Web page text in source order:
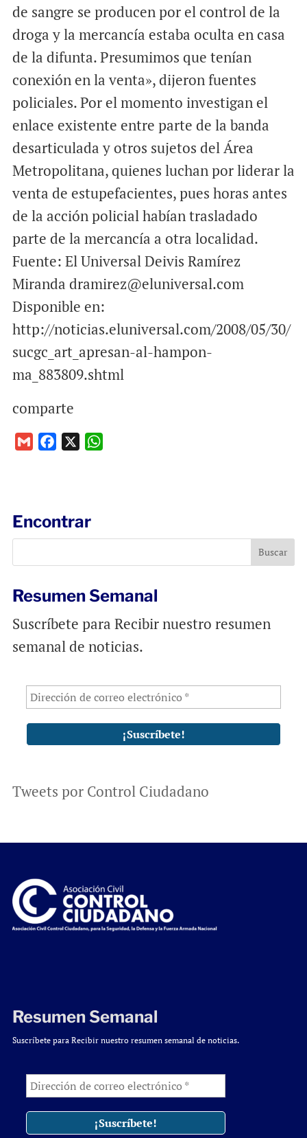
de sangre se producen por el control de la
droga y la mercancía estaba oculta en casa
de la difunta. Presumimos que tenían
conexión en la venta», dijeron fuentes
policiales. Por el momento investigan el
enlace existente entre parte de la banda
desarticulada y otros sujetos del Área
Metropolitana, quienes luchan por liderar la
venta de estupefacientes, pues horas antes
de la acción policial habían trasladado
parte de la mercancía a otra localidad.
Fuente: El Universal Deivis Ramírez
Miranda dramirez@eluniversal.com
Disponible en:
http://noticias.eluniversal.com/2008/05/30/
sucgc_art_apresan-al-hampon-
ma_883809.shtml
comparte
o
k
p
Encontrar
Resumen Semanal
Suscríbete para Recibir nuestro resumen
semanal de noticias.
Tweets por Control Ciudadano
Resumen Semanal
Suscríbete para Recibir nuestro resumen semanal de noticias.